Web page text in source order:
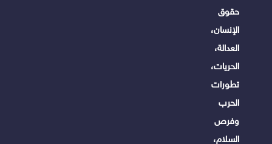
حقوق
الإنسان،
العدالة،
الحريات،
تطورات
الحرب
وفرص
السلام،